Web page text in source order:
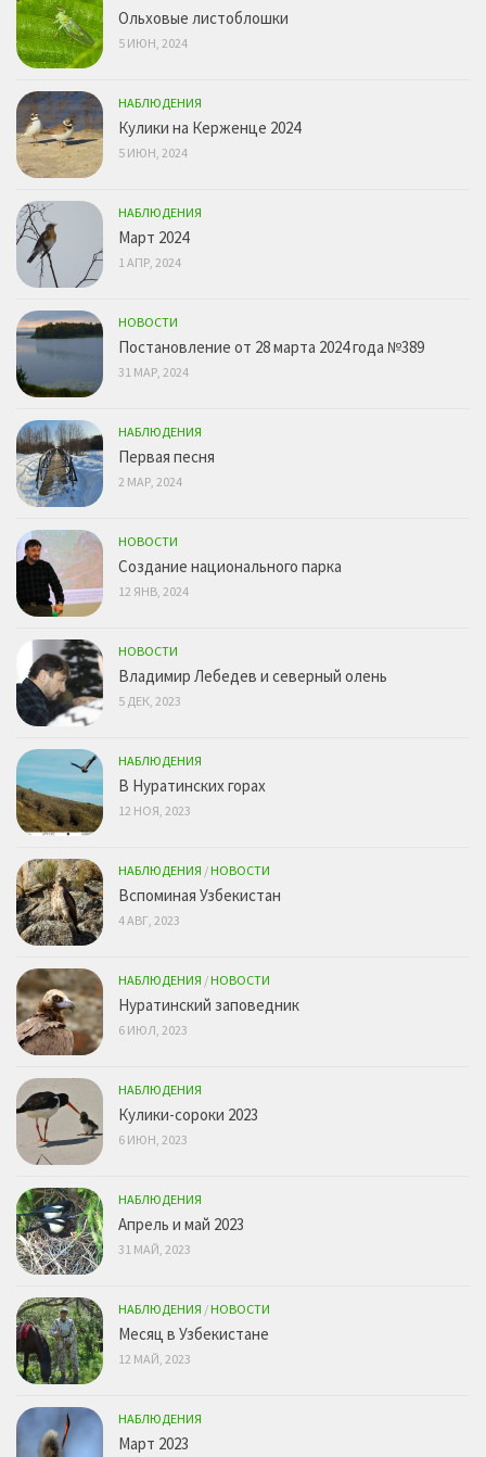
Ольховые листоблошки
5 ИЮН, 2024
НАБЛЮДЕНИЯ
Кулики на Керженце 2024
5 ИЮН, 2024
НАБЛЮДЕНИЯ
Март 2024
1 АПР, 2024
НОВОСТИ
Постановление от 28 марта 2024 года №389
31 МАР, 2024
НАБЛЮДЕНИЯ
Первая песня
2 МАР, 2024
НОВОСТИ
Создание национального парка
12 ЯНВ, 2024
НОВОСТИ
Владимир Лебедев и северный олень
5 ДЕК, 2023
НАБЛЮДЕНИЯ
В Нуратинских горах
12 НОЯ, 2023
НАБЛЮДЕНИЯ /НОВОСТИ
Вспоминая Узбекистан
4 АВГ, 2023
НАБЛЮДЕНИЯ /НОВОСТИ
Нуратинский заповедник
6 ИЮЛ, 2023
НАБЛЮДЕНИЯ
Кулики-сороки 2023
6 ИЮН, 2023
НАБЛЮДЕНИЯ
Апрель и май 2023
31 МАЙ, 2023
НАБЛЮДЕНИЯ /НОВОСТИ
Месяц в Узбекистане
12 МАЙ, 2023
НАБЛЮДЕНИЯ
Март 2023